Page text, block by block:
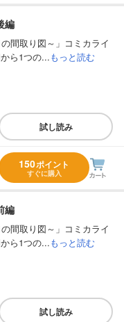
編
間取り図～」コミカライ
ら1つの...もっと読む
試し読み
150ポイント
すぐに購入
編
間取り図～」コミカライ
ら1つの...もっと読む
試し読み